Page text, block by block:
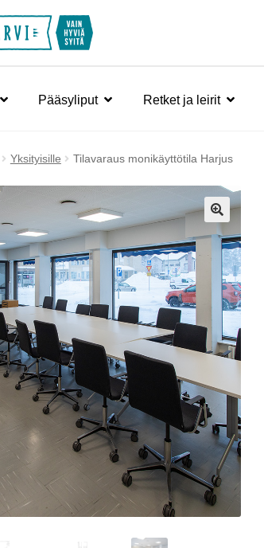
Pääsyliput Retket ja leirit
Yksityisille Tilavaraus monikäyttötila Harjus
🔍